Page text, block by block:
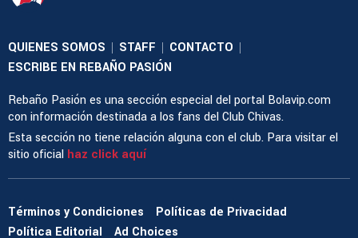
QUIENES SOMOS STAFF CONTACTO
ESCRIBE EN REBAÑO PASIÓN
Rebaño Pasión es una sección especial del portal Bolavip.com
con información destinada a los fans del Club Chivas.
Esta sección no tiene relación alguna con el club. Para visitar el
sitio oficial haz click aquí
Términos y Condiciones
Políticas de Privacidad
Política Editorial
Ad Choices